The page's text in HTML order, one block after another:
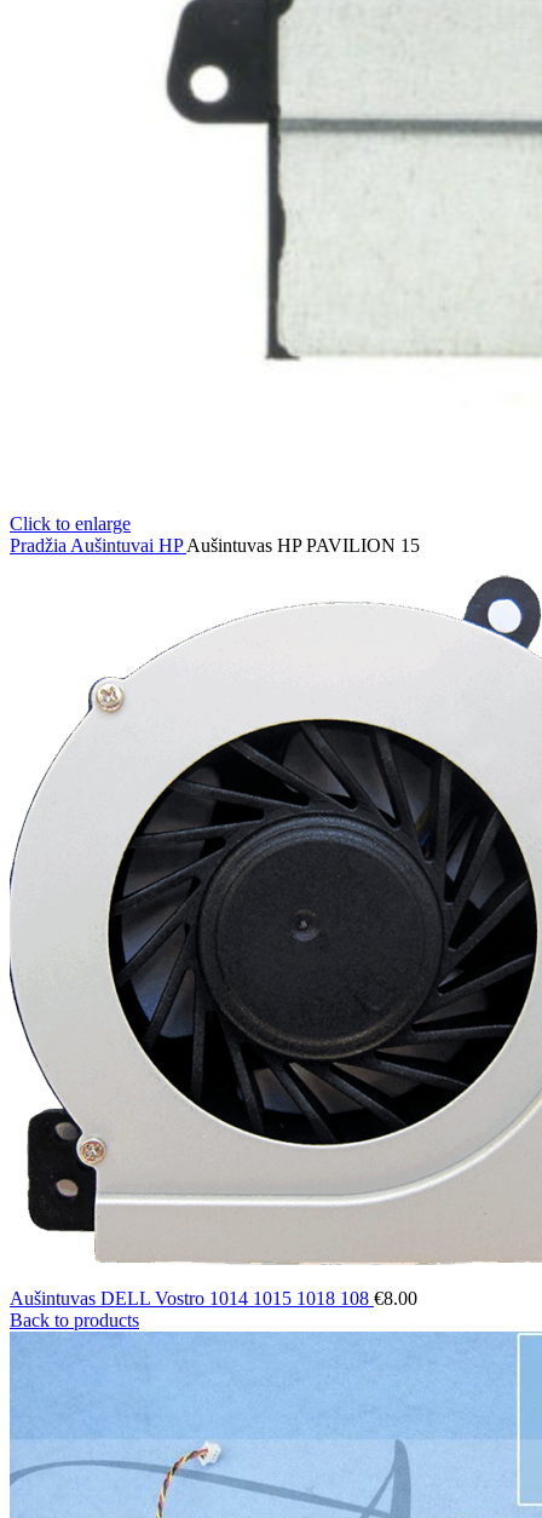
Click to enlarge
Pradžia Aušintuvai HPAušintuvas HP PAVILION 15
Aušintuvas DELL Vostro 1014 1015 1018 108 €8.00
Back to products